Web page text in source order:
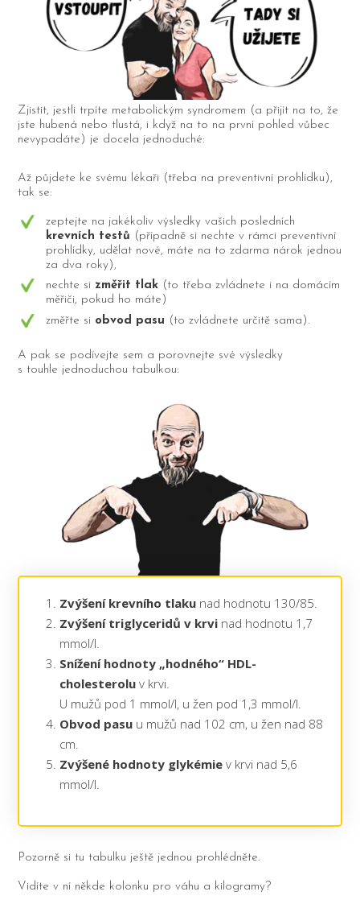
Zjistit, jestli trpíte metabolickým syndromem (a přijít na to, že
jste hubená nebo tlustá, i když na to na první pohled vůbec
nevypadáte) je docela jednoduché:
Až půjdete ke svému lékaři (třeba na preventivní prohlídku),
tak se:
zeptejte na jakékoliv výsledky vašich posledních
krevních testů (případně si nechte v rámci preventivní
prohlídky, udělat nové, máte na to zdarma nárok jednou
za dva roky),
nechte sizměřit tlak (to třeba zvládnete i na domácím
měřiči, pokud ho máte)
změřte si obvod pasu (to zvládnete určitě sama).
A pak se podívejte sem a porovnejte své výsledky
s touhle jednoduchou tabulkou:
Zvýšení krevního tlaku nad hodnotu 130/85.
Zvýšení triglyceridů v krvi nad hodnotu 1,7
mmol/l.
Snížení hodnoty „hodného“ HDL-
cholesterolu v krvi.
U mužů pod 1 mmol/l, u žen pod 1,3 mmol/l.
Obvod pasu u mužů nad 102 cm, u žen nad 88
cm.
Zvýšené hodnoty glykémie v krvi nad 5,6
mmol/l.
Pozorně si tu tabulku ještě jednou prohlédněte.
Vidíte v ní někde kolonku pro váhu a kilogramy?